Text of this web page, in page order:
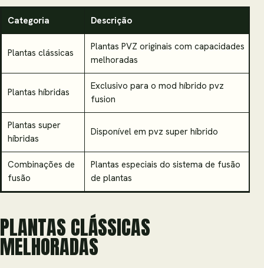
Categoria Descrição
Plantas clássicas
Plantas PVZ originais com capacidades
melhoradas
Plantas híbridas
Exclusivo para o mod híbrido pvz
fusion
Plantas super
híbridas
Disponível em pvz super híbrido
Combinações de
fusão
Plantas especiais do sistema de fusão
de plantas
PLANTAS CLÁSSICAS
MELHORADAS